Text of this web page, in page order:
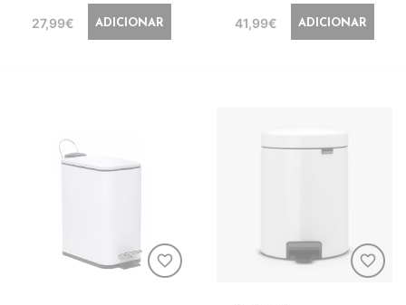
27,99€ ADICIONAR 41,99€ ADICIONAR
favorite_border favorite_border